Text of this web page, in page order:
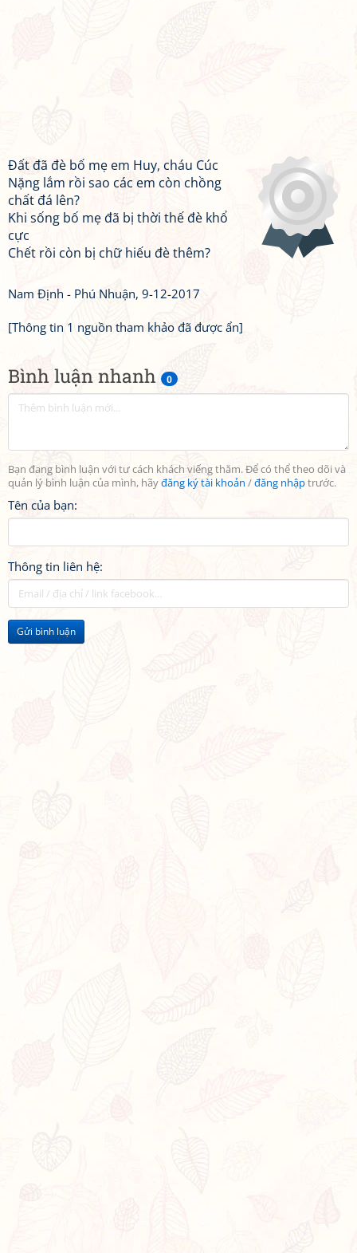
Bình luận nhanh 0
Bạn đang bình luận với tư cách khách viếng thăm. Để có thể theo dõi và
quản lý bình luận của mình, hãyđăng ký tài khoản /đăng nhậptrước.
Tên của bạn:
Thông tin liên hệ:
Gửi bình luận
Đất đã đè bố mẹ em Huy, cháu Cúc
Nặng lắm rồi sao các em còn chồng
chất đá lên?
Khi sống bố mẹ đã bị thời thế đè khổ
cực
Chết rồi còn bị chữ hiếu đè thêm?
Nam Định - Phú Nhuận, 9-12-2017
[Thông tin 1 nguồn tham khảo đã được ẩn]